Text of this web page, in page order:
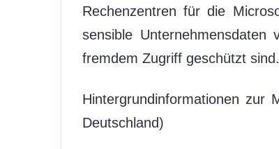
Rechenzentren für die
sensible
fremdem Zugriff geschützt sind.
Hintergrundinformationen zur
Deutschland)